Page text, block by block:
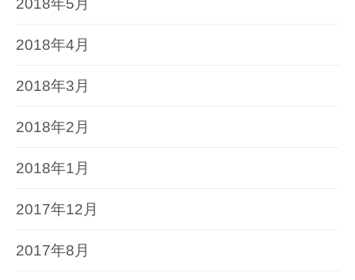
2018年5月
2018年4月
2018年3月
2018年2月
2018年1月
2017年12月
2017年8月